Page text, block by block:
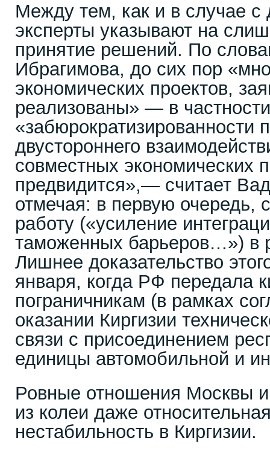
Между тем, как и в случае с
эксперты указывают на
принятие решений. По
Ибрагимова, до сих пор
экономических проектов,
реализованы» — в
«забюрократизированности
двустороннего
совместных экономических
предвидится»,— считает
отмечая: в первую очередь,
работу («усиление
таможенных барьеров…») в
Лишнее доказательство
января, когда РФ передала
пограничникам (в рамках
оказании Киргизии
связи с присоединением
единицы автомобильной и
Ровные отношения Москвы
из колеи даже
нестабильность в Киргизии.